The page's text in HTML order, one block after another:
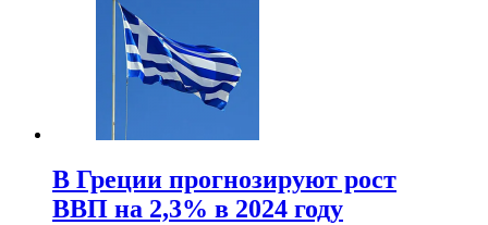
В Греции прогнозируют рост
ВВП на 2,3% в 2024 году